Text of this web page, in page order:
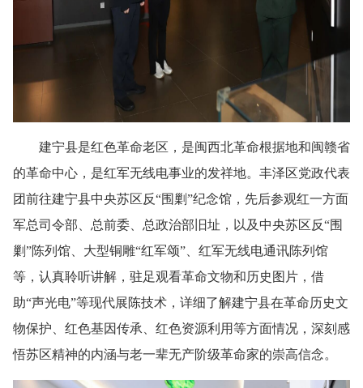
建宁县是红色革命老区，是闽西北革命根据地和闽赣省
的革命中心，是红军无线电事业的发祥地。丰泽区党政代表
团前往建宁县中央苏区反“围剿”纪念馆，先后参观红一方面
军总司令部、总前委、总政治部旧址，以及中央苏区反“围
剿”陈列馆、大型铜雕“红军颂”、红军无线电通讯陈列馆
等，认真聆听讲解，驻足观看革命文物和历史图片，借
助“声光电”等现代展陈技术，详细了解建宁县在革命历史文
物保护、红色基因传承、红色资源利用等方面情况，深刻感
悟苏区精神的内涵与老一辈无产阶级革命家的崇高信念。